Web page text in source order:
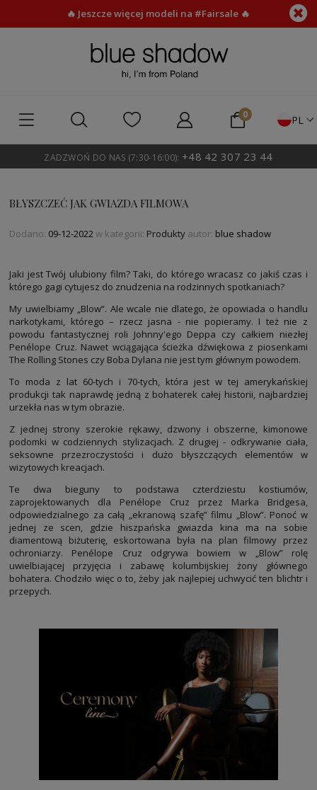
🔥 Jeszcze więcej modeli na #Fairsale 🔥
PL
ZADZWOŃ DO NAS (7:30-16:00): +48 42 307 23 44
BŁYSZCZEĆ JAK GWIAZDA FILMOWA
Dodano: 09-12-2022w kategorii: Produkty autor: blue shadow
Jaki jest Twój ulubiony film? Taki, do którego wracasz co jakiś czas i
którego gagi cytujesz do znudzenia na rodzinnych spotkaniach?
My uwielbiamy „Blow”. Ale wcale nie dlatego, że opowiada o handlu
narkotykami, którego – rzecz jasna - nie popieramy. I też nie z
powodu fantastycznej roli Johnny'ego Deppa czy całkiem niezłej
Penélope Cruz. Nawet wciągająca ścieżka dźwiękowa z piosenkami
The Rolling Stones czy Boba Dylana nie jest tym głównym powodem.
To moda z lat 60-tych i 70-tych, która jest w tej amerykańskiej
produkcji tak naprawdę jedną z bohaterek całej historii, najbardziej
urzekła nas w tym obrazie.
Z jednej strony szerokie rękawy, dzwony i obszerne, kimonowe
podomki w codziennych stylizacjach. Z drugiej - odkrywanie ciała,
seksowne przezroczystości i dużo błyszczących elementów w
wizytowych kreacjach.
Te dwa bieguny to podstawa czterdziestu kostiumów,
zaprojektowanych dla Penélope Cruz przez Marka Bridgesa,
odpowiedzialnego za całą „ekranową szafę” filmu „Blow”. Ponoć w
jednej ze scen, gdzie hiszpańska gwiazda kina ma na sobie
diamentową biżuterię, eskortowana była na plan filmowy przez
ochroniarzy. Penélope Cruz odgrywa bowiem w „Blow” rolę
uwielbiającej przyjęcia i zabawę kolumbijskiej żony głównego
bohatera. Chodziło więc o to, żeby jak najlepiej uchwycić ten blichtr i
przepych.